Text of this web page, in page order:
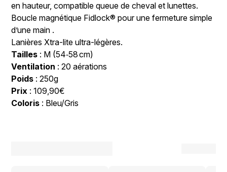
en hauteur, compatible queue de cheval et lunettes.
Boucle magnétique Fidlock® pour une fermeture simple
d’une main .
Lanières Xtra-lite ultra-légères.
Tailles : M (54‑58 cm)
Ventilation : 20 aérations
Poids : 250g
Prix : 109,90€
Coloris : Bleu/Gris